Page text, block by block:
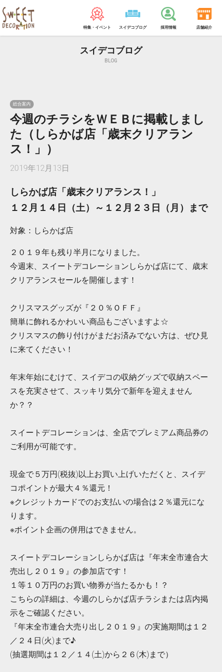
特集・イベント スイデコブログ 採用情報 店舗紹介
スイデコブログ
BLOG
総合案内
今週のチラシをＷＥＢに掲載しまし
た（しらかば店「歳末クリアラン
ス！」）
2019年12月13日
しらかば店「歳末クリアランス！」
１２月１４日（土）～１２月２３日（月）まで
対象：しらかば店
２０１９年も残り半月になりました。
今週末、スイートデコレーションしらかば店にて、歳末
クリアランスセールを開催します！
クリスマスグッズが『２０％ＯＦＦ』
簡単に飾れるかわいい商品もございますよ☆
クリスマスの飾り付けがまだお済みでない方は、ぜひ見
に来てください！
年末年始にむけて、スイデコの収納グッズで収納スペー
スを充実させて、スッキリ気分で新年を迎えません
か？？
スイートデコレーションは、全店でプレミアム商品券の
ご利用が可能です。
現金で５万円(税抜)以上お買い上げいただくと、スイデ
コポイントが最大４％還元！
※クレジットカードでのお支払いの場合は２％還元にな
ります。
※ポイント企画の併用はできません。
スイートデコレーションしらかば店は『年末全市連合大
売出し２０１９』の参加店です！
１等１０万円のお買い物券が当たるかも！？
こちらの詳細は、今週のしらかば店チラシまたは店内掲
示をご確認ください。
『年末全市連合大売り出し２０１９』の実施期間は１２
／２４日(火)まで♪
(抽選期間は１２／１４(土)から２６(木)まで）